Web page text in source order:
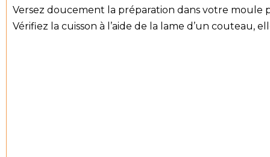
Versez doucement la préparation dans votre moule
Vérifiez la cuisson à l’aide de la lame d’un couteau,